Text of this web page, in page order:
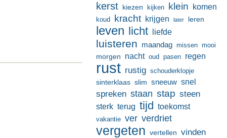
kerst kiezen kijken klein komen
koud kracht krijgen later leren
leven licht liefde
luisteren maandag missen mooi
morgen nacht oud pasen regen
rust rustig schouderklopje
sinterklaas slim sneeuw snel
spreken staan stap steen
sterk terug tijd toekomst
vakantie ver verdriet
vergeten vertellen vinden